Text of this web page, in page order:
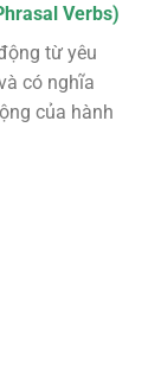
Verbs)
từ yêu
có nghĩa
của hành